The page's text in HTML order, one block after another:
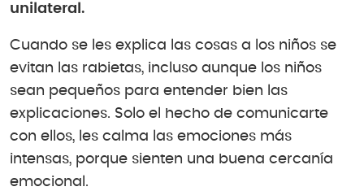
unilateral.
Cuando se les explica las cosas a los niños se
evitan las rabietas, incluso aunque los niños
sean pequeños para entender bien las
explicaciones. Solo el hecho de comunicarte
con ellos, les calma las emociones más
intensas, porque sienten una buena cercanía
emocional.